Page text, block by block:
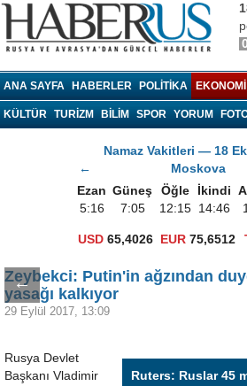
ANA SAYFA HABERLER POLITIKA EKONOMI
KÜLTÜR TURIZM BILIM SPOR YORUM
Namaz Vakitleri — 18
←
Moskova
Ezan Güneş Öğle İkindi
5:16
7:05 12:15 14:46
USD 65,4026 EUR 75,6512
←
Zeybekci: Putin'in ağzından
yasağı kalkıyor
29 Eylül 2017, 13:09
Ruters: Ruslar 45
Rusya Devlet
Başkanı Vladimir